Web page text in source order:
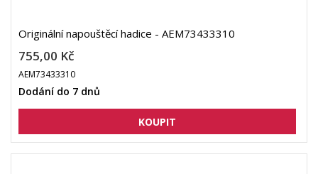
Originální napouštěcí hadice - AEM73433310
755,00 Kč
AEM73433310
Dodání do 7 dnů